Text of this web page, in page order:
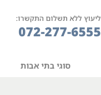
ליעוץ ללא תשלום התקשרו:
072-277-6555
סוגי בתי אבות